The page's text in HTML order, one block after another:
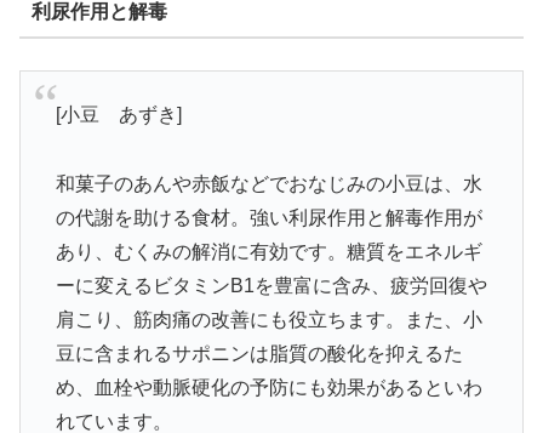
利尿作用と解毒
[小豆 あずき]
和菓子のあんや赤飯などでおなじみの小豆は、水
の代謝を助ける食材。強い利尿作用と解毒作用が
あり、むくみの解消に有効です。糖質をエネルギ
ーに変えるビタミンB1を豊富に含み、疲労回復や
肩こり、筋肉痛の改善にも役立ちます。また、小
豆に含まれるサポニンは脂質の酸化を抑えるた
め、血栓や動脈硬化の予防にも効果があるといわ
れています。